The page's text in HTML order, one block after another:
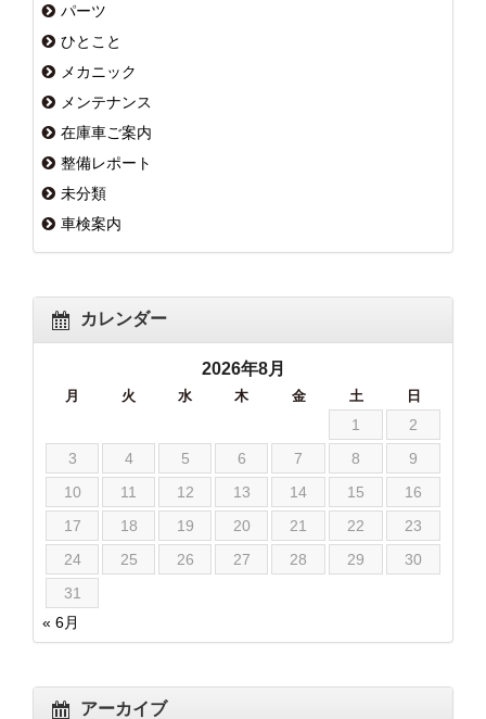
パーツ
ひとこと
メカニック
メンテナンス
在庫車ご案内
整備レポート
未分類
車検案内
カレンダー
2026年8月
月 火 水 木 金 土 日
1
2
3
4 5 6 7 8
9
10
11 12 13 14 15
16
17
18 19 20 21 22
23
24
25 26 27 28 29
30
31
« 6月
アーカイブ